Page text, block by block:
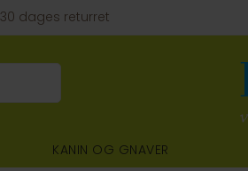
30 dages returret
KANIN OG GNAVER